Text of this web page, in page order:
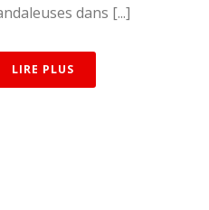
dans [...]
LIRE PLUS